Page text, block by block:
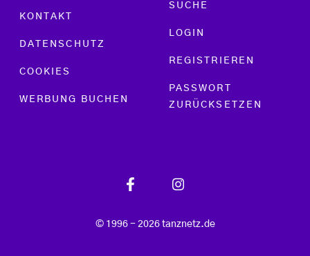
KONTAKT
DATENSCHUTZ
COOKIES
WERBUNG BUCHEN
SUCHE
LOGIN
REGISTRIEREN
PASSWORT
ZURÜCKSETZEN
© 1996 - 2026 tanznetz.de